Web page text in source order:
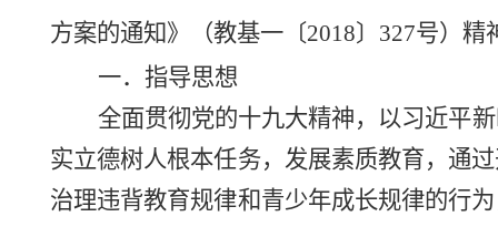
方案的通知》（教基一〔2018〕327号）
一．指导思想
全面贯彻党的十九大精神，以习近平
实立德树人根本任务，发展素质教育，通
治理违背教育规律和青少年成长规律的行